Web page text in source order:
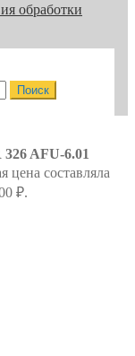
обработки
Поиск
AFU-6.01
цена составляла
₽.